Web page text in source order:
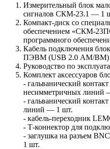
Измерительный блок
сигналов СКМ-23.1 — 1
Компакт-диск со
обеспечением «СКМ-
программного
Кабель подключения
ПЭВМ (USB 2.0 AM/
Руководство по
Комплект аксессуаров
- гальванический
несимметричных линий
- гальванический
линий — 1 шт.
- кабель-переходник
- Т-коннектор для
- заглушка на разъем
1 шт.